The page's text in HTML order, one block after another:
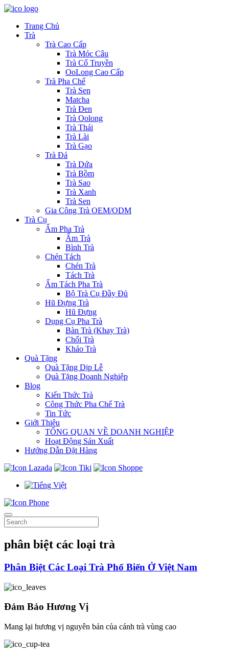
Trang Chủ
Trà
Trà Cao Cấp
Trà Móc Câu
Trà Cổ Truyền
OoLong Cao Cấp
Trà Pha Chế
Trà Sen
Matcha
Trà Đen
Trà Oolong
Trà Thái
Trà Lài
Trà Gạo
Trà Đá
Trà Dứa
Trà Bồm
Trà Sao
Trà Xanh
Trà Sen
Gia Công Trà OEM/ODM
Trà Cụ
Ấm Pha Trà
Ấm Trà
Bình Trà
Chén Tách
Chén Trà
Tách Trà
Ấm Tách Pha Trà
Bộ Trà Cụ Đầy Đủ
Hũ Đựng Trà
Hũ Đựng
Dụng Cụ Pha Trà
Bàn Trà (Khay Trà)
Chổi Trà
Kháo Trà
Quà Tặng
Quà Tặng Dịp Lễ
Quà Tặng Doanh Nghiệp
Blog
Kiến Thức Trà
Công Thức Pha Chế Trà
Tin Tức
Giới Thiệu
TỔNG QUAN VỀ DOANH NGHIỆP
Hoạt Động Sản Xuất
Hướng Dẫn Đặt Hàng
phân biệt các loại trà
Phân Biệt Các Loại Trà Phổ Biến Ở Việt Nam
Đảm Bảo Hương Vị
Mang lại hương vị nguyên bản của cánh trà vùng cao